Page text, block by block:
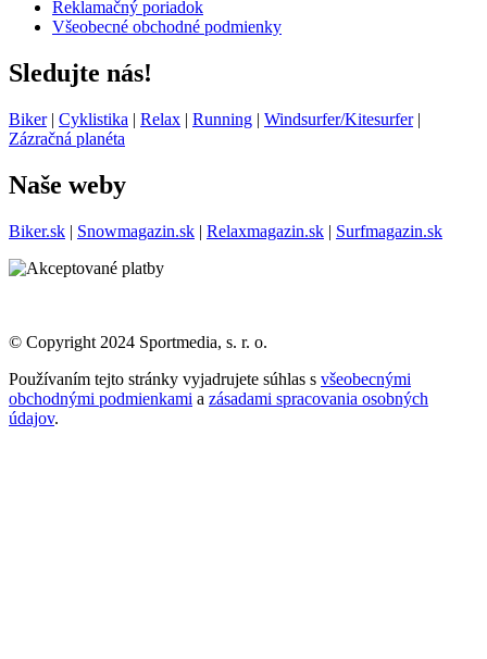
Reklamačný poriadok
Všeobecné obchodné podmienky
Sledujte nás!
Biker| Cyklistika | Relax | Running | Windsurfer/Kitesurfer|
Zázračná planéta
Naše weby
Biker.sk | Snowmagazin.sk | Relaxmagazin.sk | Surfmagazin.sk
© Copyright 2024 Sportmedia, s. r. o.
Používaním tejto stránky vyjadrujete súhlas s všeobecnými
obchodnými podmienkami a zásadami spracovania osobných
údajov.